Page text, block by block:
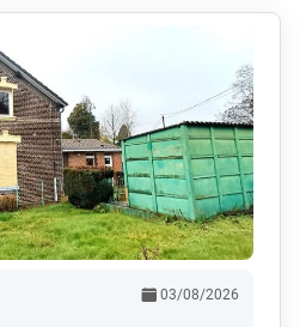
03/08/2026